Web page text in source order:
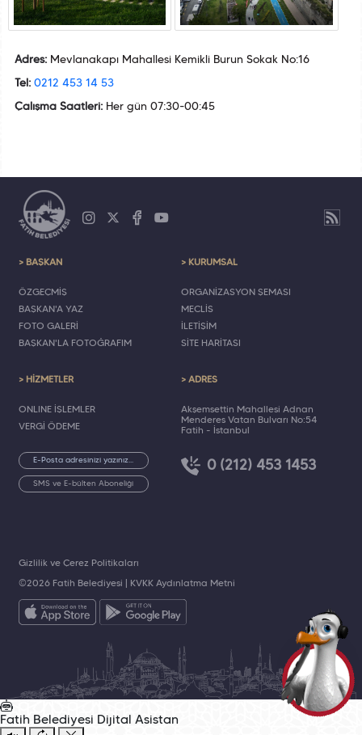
Adres:Mevlanakapı Mahallesi Kemikli Burun Sokak No:16
Tel: 0212 453 14 53
Çalışma Saatleri: Her gün 07:30-00:45
> BAŞKAN
ÖZGEÇMİŞ
BAŞKAN'A YAZ
FOTO GALERİ
BAŞKAN'LA FOTOĞRAFIM
> KURUMSAL
ORGANİZASYON ŞEMASI
MECLİS
İLETİŞİM
SİTE HARİTASI
> HİZMETLER
ONLINE İŞLEMLER
VERGİ ÖDEME
SMS ve E-bülten Aboneliği
> ADRES
Akşemsettin Mahallesi Adnan
Menderes Vatan Bulvarı No:54
Fatih - İstanbul
0 (212) 453 1453
©2026 Fatih Belediyesi | KVKK Aydınlatma Metni
Gizlilik ve Çerez Politikaları
Fatih Belediyesi Dijital Asistan